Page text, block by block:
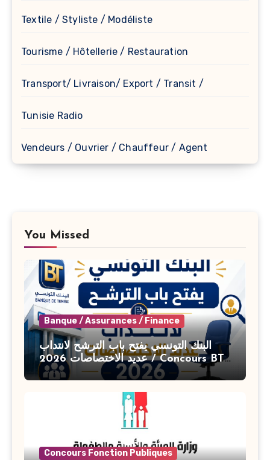
Textile / Styliste / Modéliste
Tourisme / Hôtellerie / Restauration
Transport/ Livraison/ Export / Transit /
Tunisie Radio
Vendeurs / Ouvrier / Chauffeur / Agent
You Missed
Banque / Assurances / Finance
البنك التونسي يفتح باب الترشح لانتداب
عديد الاختصاصات 2026 / Concours BT
Banque de Tunisie 2026
Concours Fonction Publiques